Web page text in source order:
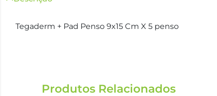
Tegaderm + Pad Penso 9x15 Cm X 5 penso
Produtos Relacionados